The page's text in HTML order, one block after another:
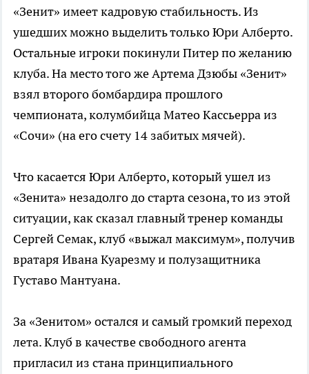
«Зенит» имеет кадровую стабильность. Из
ушедших можно выделить только Юри Алберто.
Остальные игроки покинули Питер по желанию
клуба. На место того же Артема Дзюбы «Зенит»
взял второго бомбардира прошлого
чемпионата, колумбийца Матео Кассьерра из
«Сочи» (на его счету 14 забитых мячей).
Что касается Юри Алберто, который ушел из
«Зенита» незадолго до старта сезона, то из этой
ситуации, как сказал главный тренер команды
Сергей Семак, клуб «выжал максимум», получив
вратаря Ивана Куарезму и полузащитника
Густаво Мантуана.
За «Зенитом» остался и самый громкий переход
лета. Клуб в качестве свободного агента
пригласил из стана принципиального